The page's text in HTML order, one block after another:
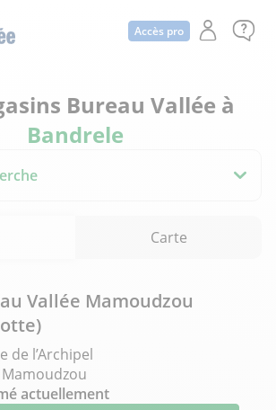
Accès pro
Bureau Vallée à
Bandrele
Carte
Vallée Mamoudzou
de l’Archipel
Mamoudzou
actuellement